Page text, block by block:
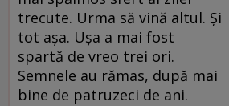
trecute. Urma să vină altul. Şi
tot aşa. Uşa a mai fost
spartă de vreo trei ori.
Semnele au rămas, după mai
bine de patruzeci de ani.